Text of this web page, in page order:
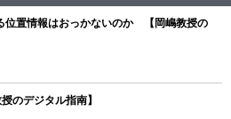
位置情報はおっかないのか 【岡嶋教授の
のデジタル指南】